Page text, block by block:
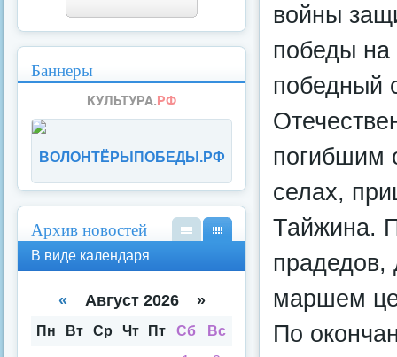
войны
победы на
победный
погибшим
селах,
Тайжина.
прадедов,
маршем
По
Баннеры
ВОЛОНТЁРЫПОБЕДЫ.РФ
Архив новостей
кал
аря
спи
В виде календаря
« Август 2026 »
Пн Вт Ср Чт Пт Сб
Вс